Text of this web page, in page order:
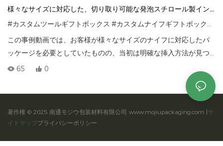
様々なサイズに対応した、切り取り可能な発泡スチロール製イン
サート付きカスタムナイフパッケージボックス
#カスタムツールギフトボックス #カスタムナイフギフトボックス
この事例動画では、お客様が様々なサイズのナイフに対応したパ
ッケージを必要としていたものの、当初は明確な挿入方法が見つ
からなかった、カスタムナイフギフトボックスのプロジェクトを
当社チームは、製品サイズに合わせて調整可能な手で切り離せる
っかりと固定できるだけでなく、パッケージ全体を清潔でプロフ
す。
65 0
著作権 © 2025 南通モジウ包装材料有限公司 www.mojiupackaging.com |サ
イトマッププライバシーポリシー